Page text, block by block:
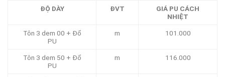
ĐỘ DÀY ĐVT
GIÁ PU CÁCH
NHIỆT
Tôn 3 dem 00 + Đổ
PU
m 101.000
Tôn 3 dem 50 + Đổ
PU
m 116.000